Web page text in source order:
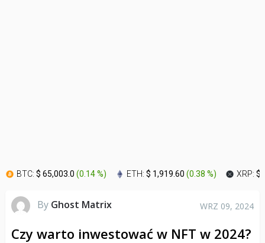
BTC: $ 65,003.0 (0.14 %) ETH: $ 1,919.60 (0.38 %) XRP: $
By Ghost Matrix WRZ 09, 2024
Czy warto inwestować w NFT w 2024?